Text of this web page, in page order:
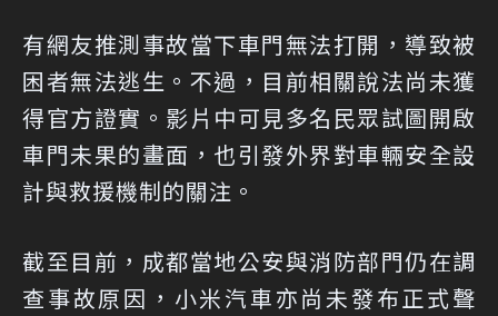
有網友推測事故當下車門無法打開，導致被
困者無法逃生。不過，目前相關說法尚未獲
得官方證實。影片中可見多名民眾試圖開啟
車門未果的畫面，也引發外界對車輛安全設
計與救援機制的關注。
截至目前，成都當地公安與消防部門仍在調
查事故原因，小米汽車亦尚未發布正式聲